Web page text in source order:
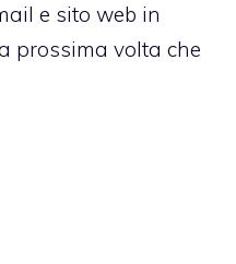
e sito web in
prossima volta che